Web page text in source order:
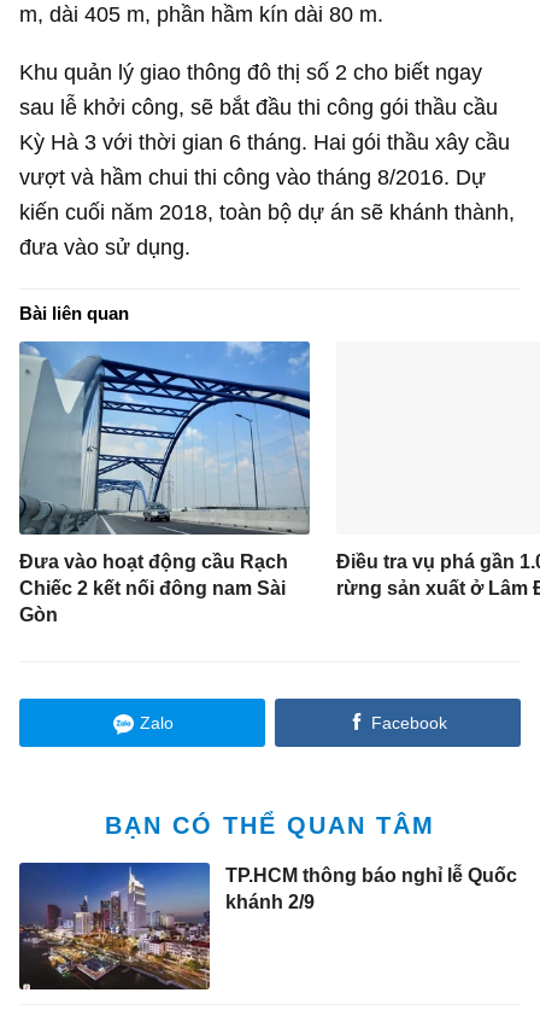
m, dài 405 m, phần hầm kín dài 80 m.
Khu quản lý giao thông đô thị số 2 cho biết ngay
sau lễ khởi công, sẽ bắt đầu thi công gói thầu cầu
Kỳ Hà 3 với thời gian 6 tháng. Hai gói thầu xây cầu
vượt và hầm chui thi công vào tháng 8/2016. Dự
kiến cuối năm 2018, toàn bộ dự án sẽ khánh thành,
đưa vào sử dụng.
Bài liên quan
Đưa vào hoạt động cầu Rạch
Chiếc 2 kết nối đông nam Sài
Gòn
Điều tra vụ phá gần
rừng sản xuất ở Lâm
Zalo Facebook
BẠN CÓ THỂ QUAN TÂM
TP.HCM thông báo nghỉ lễ Quốc
khánh 2/9